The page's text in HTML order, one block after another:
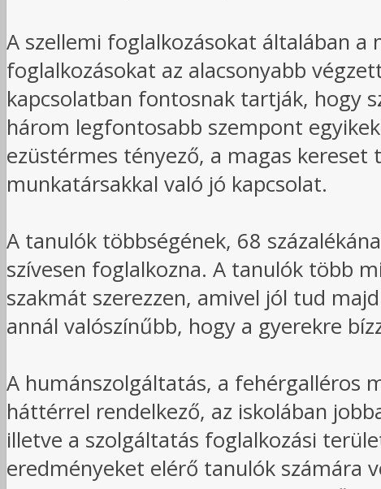
A szellemi foglalkozásokat általában
foglalkozásokat az alacsonyabb
kapcsolatban fontosnak tartják, hogy
három legfontosabb szempont
ezüstérmes tényező, a magas kereset
munkatársakkal való jó kapcsolat.
A tanulók többségének, 68
szívesen foglalkozna. A tanulók több
szakmát szerezzen, amivel jól tud
annál valószínűbb, hogy a gyerekre
A humánszolgáltatás, a fehérgalléros
háttérrel rendelkező, az iskolában
illetve a szolgáltatás foglalkozási
eredményeket elérő tanulók számára